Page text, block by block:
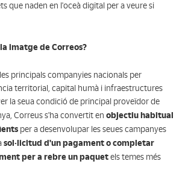
que naden en l'oceà digital per a veure si
imatge de Correos?
principals companyies nacionals per
territorial, capital humà i infraestructures
la seua condició de principal proveïdor de
Correus s'ha convertit en objectiu habitual
per a desenvolupar les seues campanyes
sol·licitud d'un pagament o completar
per a rebre un paquetels temes més